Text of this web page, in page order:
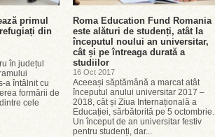
primul
din
în județul
a întâlnit cu
formării de
cele
Roma Education Fund Romania
este alături de studenți, atât la
începutul noului an universitar,
cât și pe întreaga durată a
studiilor
16 Oct 2017
Aceeași săptămână a marcat atât
începutul anului universitar 2017 –
2018, cât și Ziua Internațională a
Educației, sărbătorită pe 5 octombrie.
Un început de an universitar festiv
pentru studenți, dar...